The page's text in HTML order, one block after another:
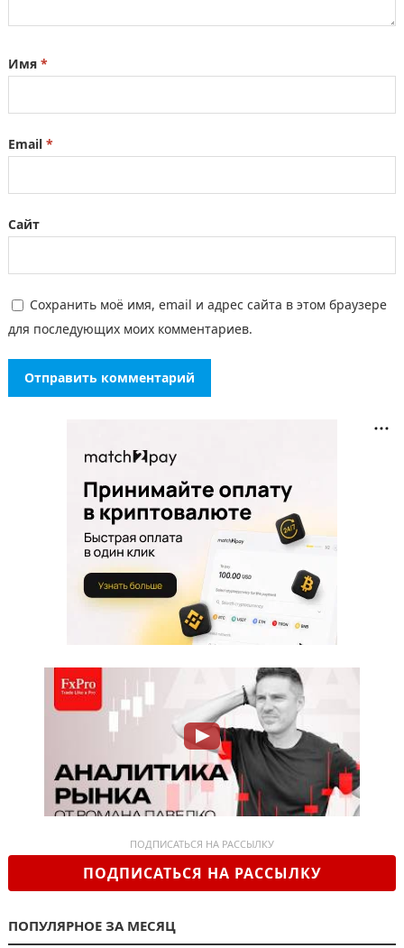
Имя *
Email *
Сайт
Сохранить моё имя, email и адрес сайта в этом браузере
для последующих моих комментариев.
ПОДПИСАТЬСЯ НА РАССЫЛКУ
ПОДПИСАТЬСЯ НА РАССЫЛКУ
ПОПУЛЯРНОЕ ЗА МЕСЯЦ